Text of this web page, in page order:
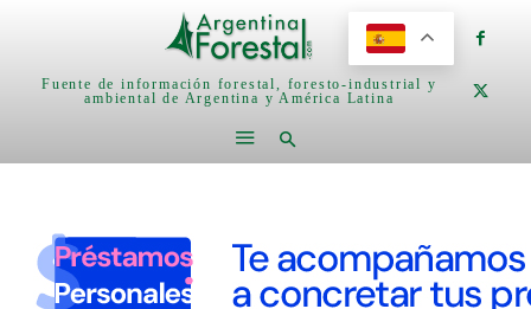
Fuente de información forestal, foresto-industrial y
ambiental de Argentina y América Latina